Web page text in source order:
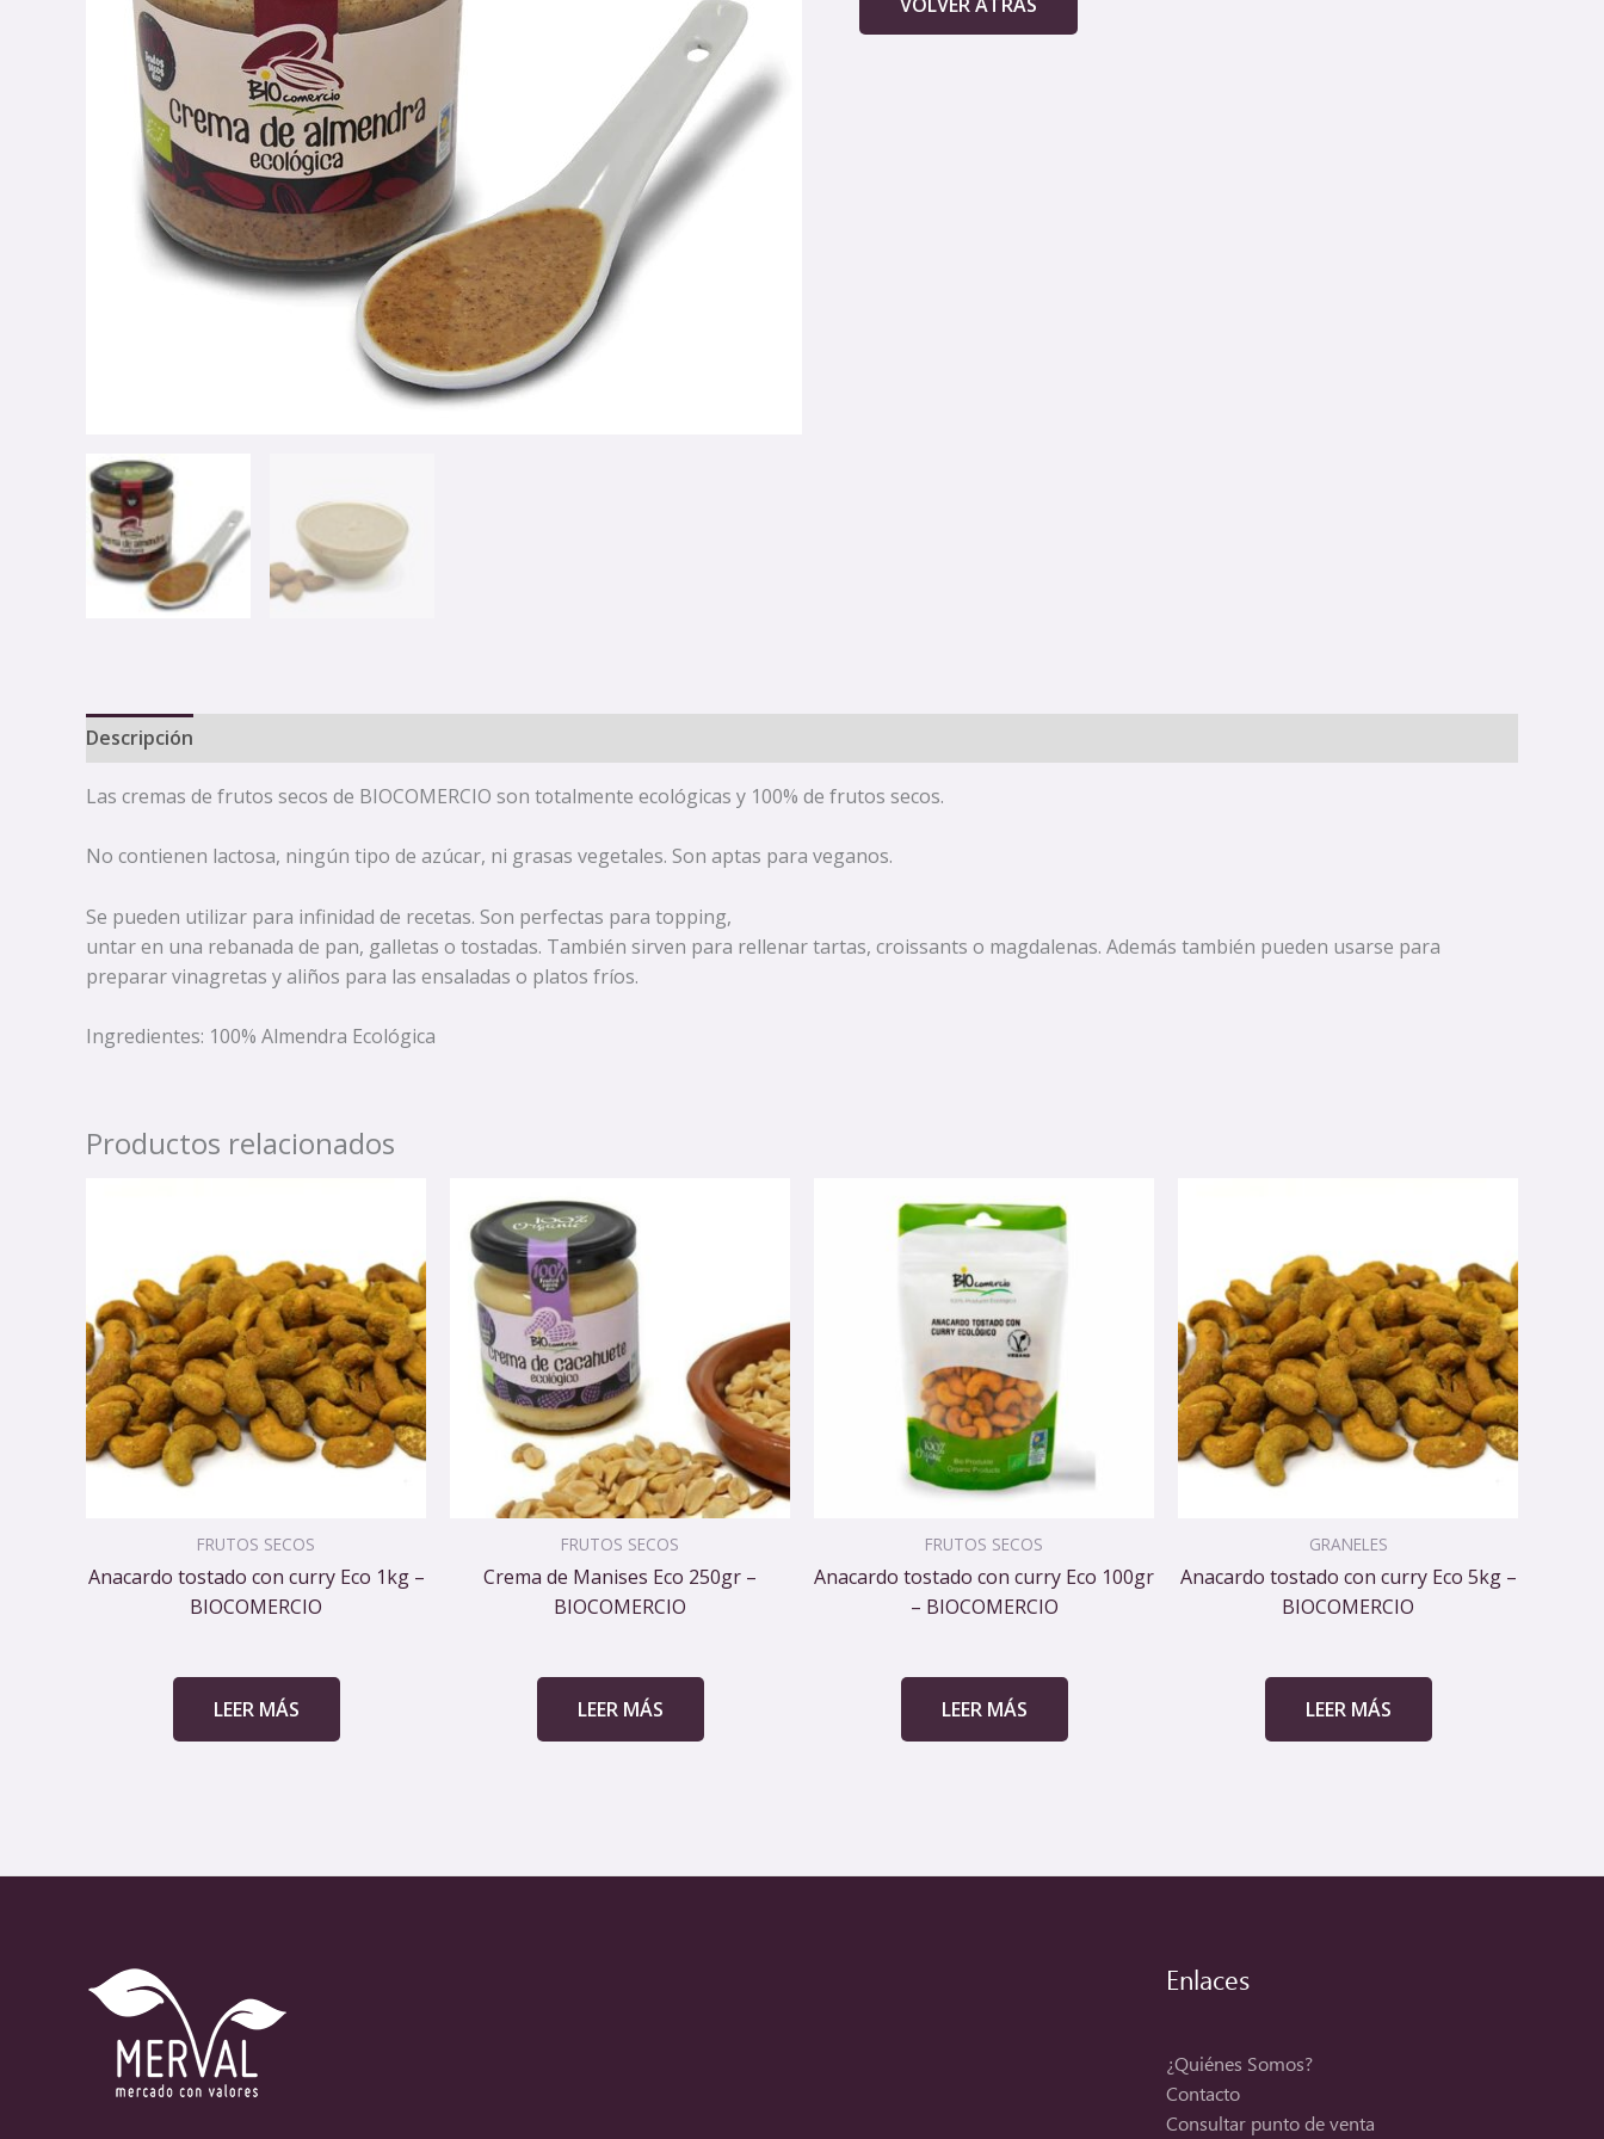
Descripción
Las cremas de frutos secos de BIOCOMERCIO son totalmente ecológicas y 100% de frutos secos.
No contienen lactosa, ningún tipo de azúcar, ni grasas vegetales. Son aptas para veganos.
Se pueden utilizar para infinidad de recetas. Son perfectas para topping,
untar en una rebanada de pan, galletas o tostadas. También sirven para rellenar tartas, croissants o magdalenas. Además también pueden usarse para
preparar vinagretas y aliños para las ensaladas o platos fríos.
Ingredientes: 100% Almendra Ecológica
Productos relacionados
FRUTOS SECOS
Anacardo tostado con curry Eco 1kg –
BIOCOMERCIO
LEER MÁS
FRUTOS SECOS
Crema de Manises Eco 250gr –
BIOCOMERCIO
LEER MÁS
FRUTOS SECOS
Anacardo tostado con curry Eco 100gr
– BIOCOMERCIO
LEER MÁS
GRANELES
Anacardo tostado con curry Eco 5kg –
BIOCOMERCIO
LEER MÁS
Enlaces
¿Quiénes Somos?
Contacto
Consultar punto de venta